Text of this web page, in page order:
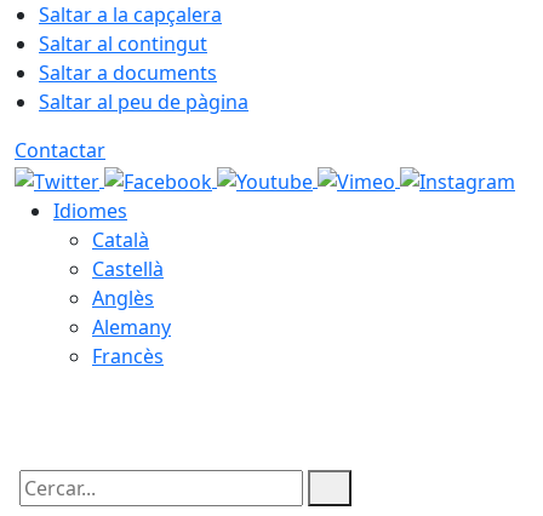
Saltar a la capçalera
Saltar al contingut
Saltar a documents
Saltar al peu de pàgina
Contactar
Idiomes
Català
Castellà
Anglès
Alemany
Francès
Cercar: